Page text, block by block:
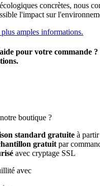
concrètes, nous
l'impact sur
amples informations.
pour votre commande ?
boutique ?
standard gratuite à
gratuit par
avec cryptage SSL
avec